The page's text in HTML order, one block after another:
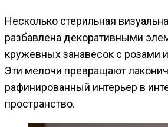
Несколько стерильная
разбавлена декоративными
кружевных занавесок с розами
Эти мелочи превращают
рафинированный интерьер в
пространство.